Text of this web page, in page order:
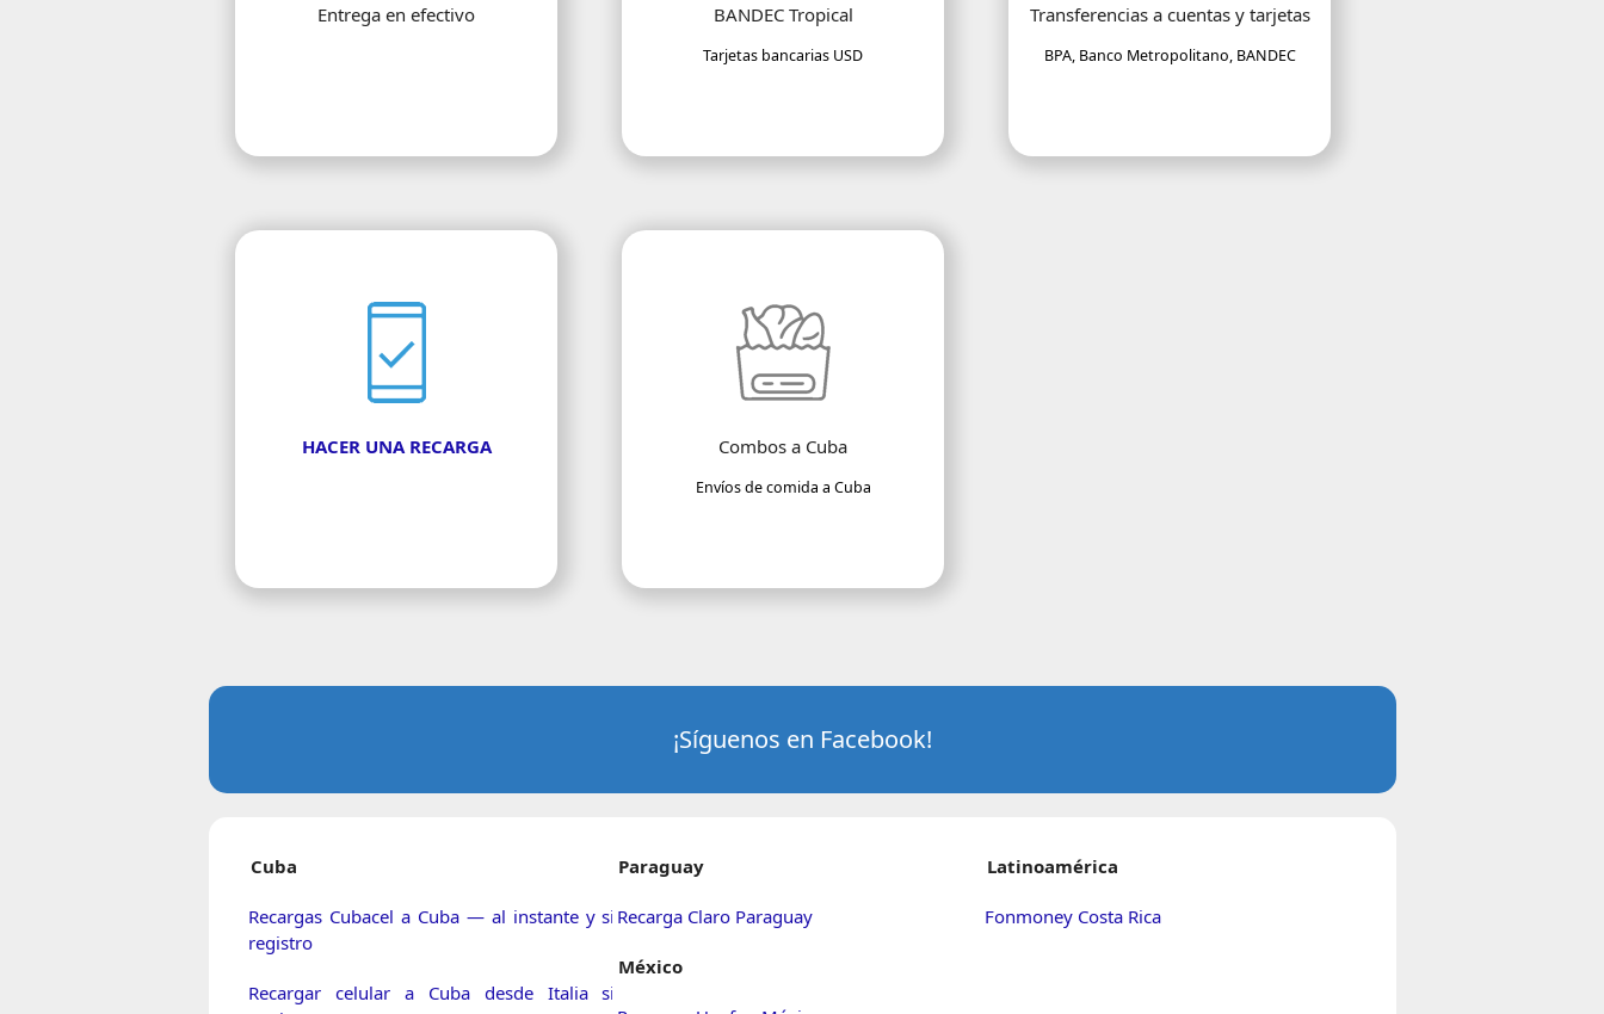
Entrega en efectivo BANDEC Tropical
Tarjetas bancarias USD
Transferencias a cuentas y tarjetas
BPA, Banco Metropolitano, BANDEC
HACER UNA RECARGA Combos a Cuba
Envíos de comida a Cuba
¡Síguenos en Facebook!
Cuba
Recargas Cubacel a Cuba — al instante y sin
registro
Recargar celular a Cuba desde Italia sin
Paraguay
Recarga Claro Paraguay
Latinoamérica
Fonmoney Costa Rica
México